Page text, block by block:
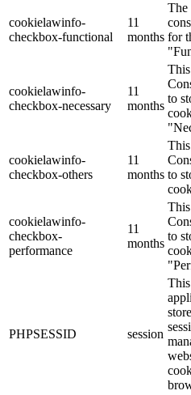
cookielawinfo-
checkbox-functional
11
months
The
for
cookielawinfo-
checkbox-necessary
11
months
to
cookielawinfo-
checkbox-others
11
months to
cookielawinfo-
checkbox-
performance
11
months
to
PHPSESSID session